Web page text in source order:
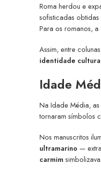
Roma herdou e
sofisticadas
Para os romanos,
Assim, entre
identidade
Idade
Na Idade Média,
tornaram símbolos
Nos manuscritos
ultramarino —
carmim